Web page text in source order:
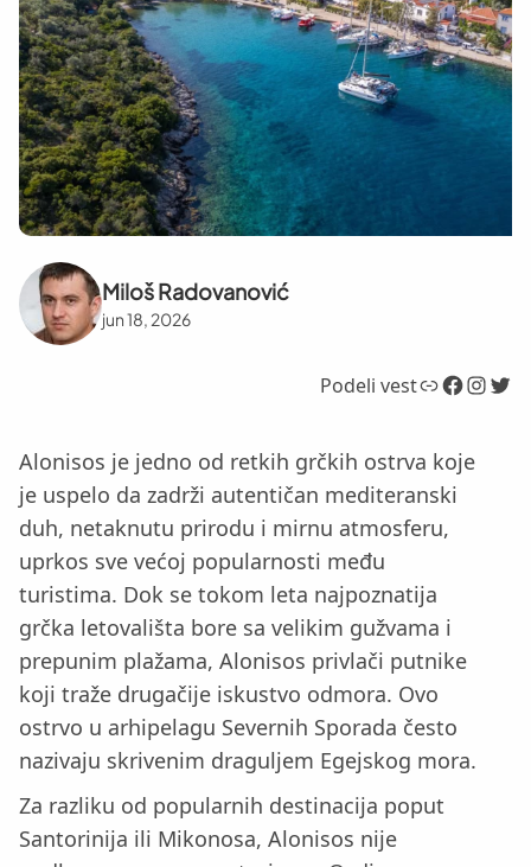
Miloš Radovanović
jun 18, 2026
Podeli vestLink Facebook InstagramTwitter
Alonisos je jedno od retkih grčkih ostrva koje
je uspelo da zadrži autentičan mediteranski
duh, netaknutu prirodu i mirnu atmosferu,
uprkos sve većoj popularnosti među
turistima. Dok se tokom leta najpoznatija
grčka letovališta bore sa velikim gužvama i
prepunim plažama, Alonisos privlači putnike
koji traže drugačije iskustvo odmora. Ovo
ostrvo u arhipelagu Severnih Sporada često
nazivaju skrivenim draguljem Egejskog mora.
Za razliku od popularnih destinacija poput
Santorinija ili Mikonosa, Alonisos nije